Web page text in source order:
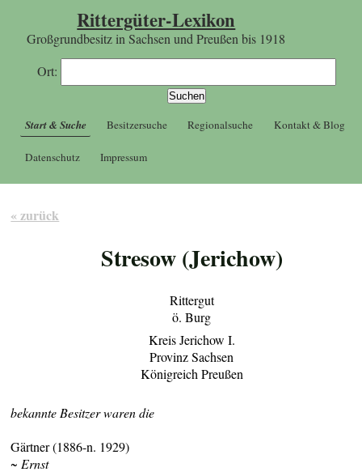
Rittergüter-Lexikon
Großgrundbesitz in Sachsen und Preußen bis 1918
Ort:
Start & Suche Besitzersuche Regionalsuche Kontakt & Blog
Datenschutz Impressum
« zurück
Stresow (Jerichow)
Rittergut
ö. Burg
Kreis Jerichow I.
Provinz Sachsen
Königreich Preußen
bekannte Besitzer waren die
Gärtner (1886-n. 1929)
~ Ernst